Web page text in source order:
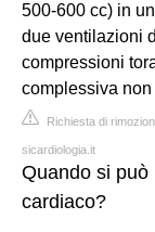
500-600 cc) in
due ventilazioni
compressioni
complessiva
Richiesta di
sicardiologia.it
Quando si può
cardiaco?